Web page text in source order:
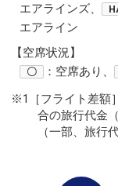
エアラインズ、
エアライン
【空席状況】
〇 ：空席あり、
※1［フライト差額
合の旅行代金
（一部、旅行